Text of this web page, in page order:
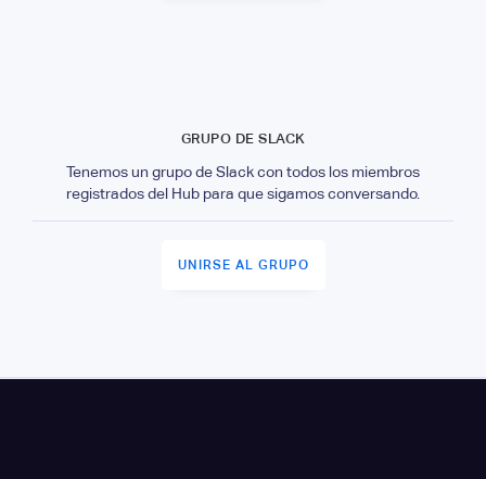
GRUPO DE SLACK
Tenemos un grupo de Slack con todos los miembros
registrados del Hub para que sigamos conversando.
UNIRSE AL GRUPO